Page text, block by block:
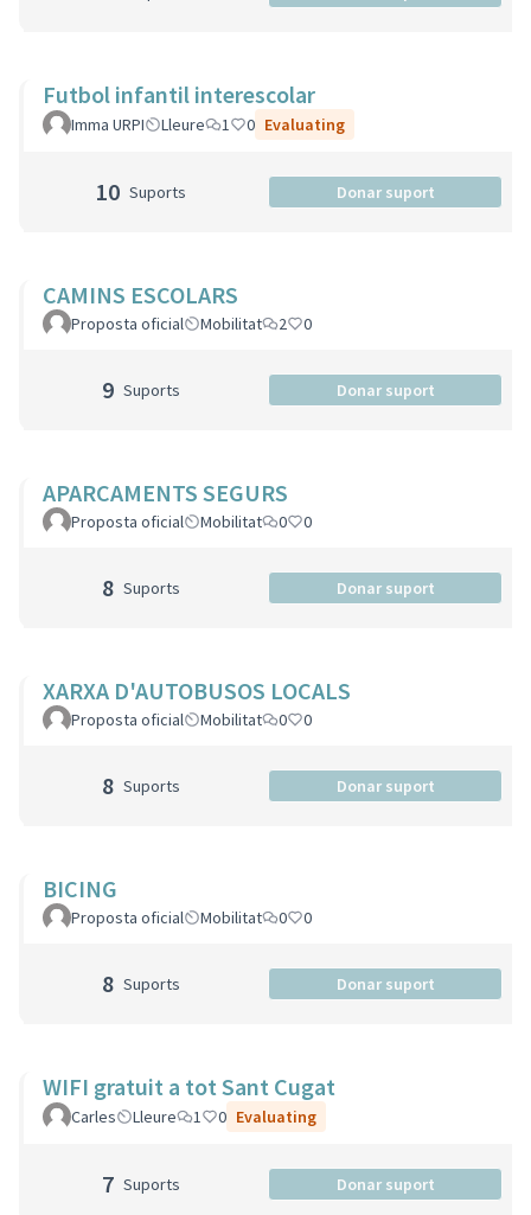
Futbol infantil interescolar
Imma URPI Lleure 1 0 Evaluating
10 Suports Donar suport
CAMINS ESCOLARS
Proposta oficial Mobilitat 2 0
9 Suports Donar suport
APARCAMENTS SEGURS
Proposta oficial Mobilitat 0 0
8 Suports Donar suport
XARXA D'AUTOBUSOS LOCALS
Proposta oficial Mobilitat 0 0
8 Suports Donar suport
BICING
Proposta oficial Mobilitat 0 0
8 Suports Donar suport
WIFI gratuit a tot Sant Cugat
Carles Lleure 1 0 Evaluating
7 Suports Donar suport